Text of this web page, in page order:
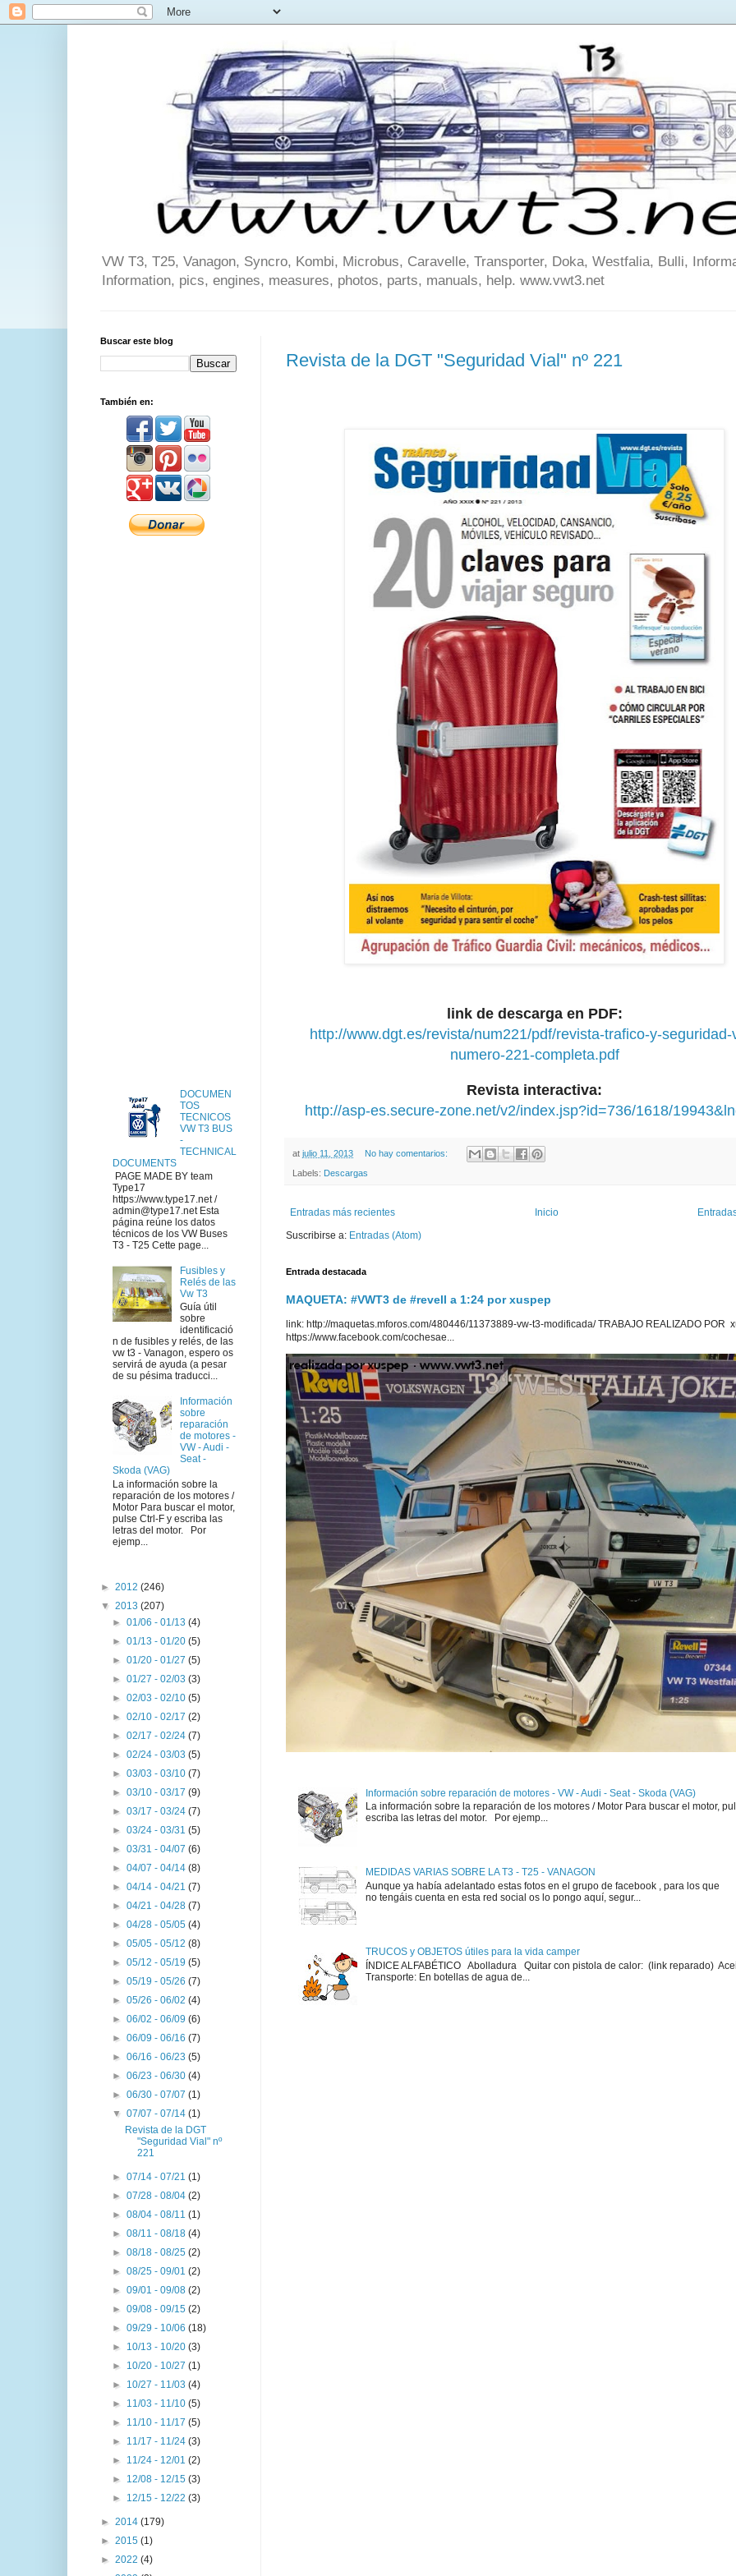
VW T3, T25, Vanagon, Syncro, Kombi, Microbus, Caravelle, Transporter, Doka, Westfalia, Bulli,
Information, pics, engines, measures, photos, parts, manuals, help. www.vwt3.net
Revista de la DGT "Seguridad Vial" nº 221
link de descarga en PDF:
http://www.dgt.es/revista/num221/pdf/revista-trafico-y-seguridad-
numero-221-completa.pdf
Revista interactiva:
http://asp-es.secure-zone.net/v2/index.jsp?id=736/1618/
at julio 11, 2013 No hay comentarios:
Labels: Descargas
Entradas más recientes
Inicio
Suscribirse a: Entradas (Atom)
Entrada destacada
MAQUETA: #VWT3 de #revell a 1:24 por xuspep
link: http://maquetas.mforos.com/480446/11373889-vw-t3-modificada/ TRABAJO REALIZADO POR
https://www.facebook.com/cochesae...
Información sobre reparación de motores - VW - Audi - Seat - Skoda (VAG)
La información sobre la reparación de los motores / Motor Para buscar el motor,
escriba las letras del motor. Por ejemp...
MEDIDAS VARIAS SOBRE LA T3 - T25 - VANAGON
Aunque ya había adelantado estas fotos en el grupo de facebook , para los que
no tengáis cuenta en esta red social os lo pongo aquí, segur...
TRUCOS y OBJETOS útiles para la vida camper
ÍNDICE ALFABÉTICO Abolladura Quitar con pistola de calor: (link reparado)
Transporte: En botellas de agua de...
Buscar este blog
También en:
DOCUMEN
TOS
TECNICOS
VW T3 BUS
-
TECHNICAL
DOCUMENTS
PAGE MADE BY team
Type17
https://www.type17.net /
admin@type17.net Esta
página reúne los datos
técnicos de los VW Buses
T3 - T25 Cette page...
Fusibles y
Relés de las
Vw T3
Guía útil
sobre
identificació
n de fusibles y relés, de las
vw t3 - Vanagon, espero os
servirá de ayuda (a pesar
de su pésima traducci...
Información
sobre
reparación
de motores -
VW - Audi -
Seat -
Skoda (VAG)
La información sobre la
reparación de los motores /
Motor Para buscar el motor,
pulse Ctrl-F y escriba las
letras del motor. Por
ejemp...
► 2012 (246)
▼ 2013 (207)
►01/06 - 01/13(4)
►01/13 - 01/20(5)
►01/20 - 01/27(5)
►01/27 - 02/03(3)
►02/03 - 02/10(5)
►02/10 - 02/17(2)
►02/17 - 02/24(7)
►02/24 - 03/03(5)
►03/03 - 03/10(7)
►03/10 - 03/17(9)
►03/17 - 03/24(7)
►03/24 - 03/31(5)
►03/31 - 04/07(6)
►04/07 - 04/14(8)
►04/14 - 04/21(7)
►04/21 - 04/28(7)
►04/28 - 05/05(4)
►05/05 - 05/12(8)
►05/12 - 05/19(5)
►05/19 - 05/26(7)
►05/26 - 06/02(4)
►06/02 - 06/09(6)
►06/09 - 06/16(7)
►06/16 - 06/23(5)
►06/23 - 06/30(4)
►06/30 - 07/07(1)
▼07/07 - 07/14(1)
Revista de la DGT
"Seguridad Vial" nº
221
►07/14 - 07/21(1)
►07/28 - 08/04(2)
►08/04 - 08/11(1)
►08/11 - 08/18(4)
►08/18 - 08/25(2)
►08/25 - 09/01(2)
►09/01 - 09/08(2)
►09/08 - 09/15(2)
►09/29 - 10/06(18)
► 10/13 - 10/20(3)
► 10/20 - 10/27(1)
► 10/27 - 11/03(4)
► 11/03 - 11/10(5)
► 11/10 - 11/17(5)
► 11/17 - 11/24(3)
► 11/24 - 12/01(2)
► 12/08 - 12/15(3)
► 12/15 - 12/22(3)
► 2014 (179)
► 2015 (1)
► 2022 (4)